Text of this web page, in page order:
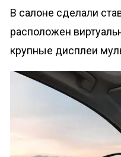
В салоне сделали
расположен
крупные дисплеи